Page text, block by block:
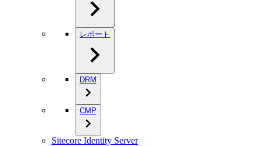
レポート
DRM
CMP
Sitecore Identity Server